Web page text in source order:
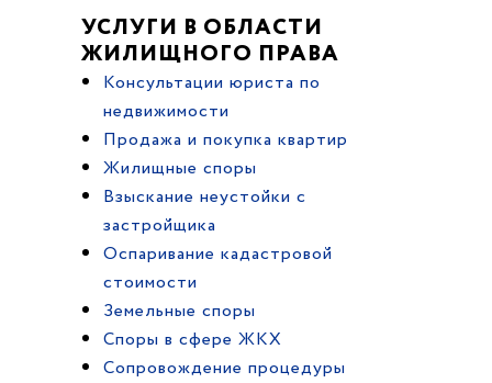
УСЛУГИ В ОБЛАСТИ
ЖИЛИЩНОГО ПРАВА
Консультации юриста по
недвижимости
Продажа и покупка квартир
Жилищные споры
Взыскание неустойки с
застройщика
Оспаривание кадастровой
стоимости
Земельные споры
Споры в сфере ЖКХ
Cопровождение процедуры